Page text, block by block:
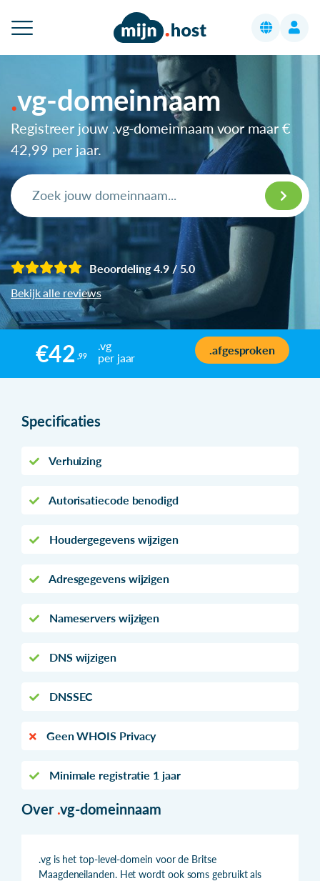
vg-domeinnaam
Registreer jouw .vg-domeinnaam voor maar €
42,99 per jaar.
Beoordeling 4.9 / 5.0
Bekijk alle reviews
€42 ,99
.vg
per jaar
.afgesproken
Specificaties
Verhuizing
Autorisatiecode benodigd
Houdergegevens wijzigen
Adresgegevens wijzigen
Nameservers wijzigen
DNS wijzigen
DNSSEC
Geen WHOIS Privacy
Minimale registratie 1 jaar
Over .vg-domeinnaam
.vg is het top-level-domein voor de Britse
Maagdeneilanden. Het wordt ook soms gebruikt als